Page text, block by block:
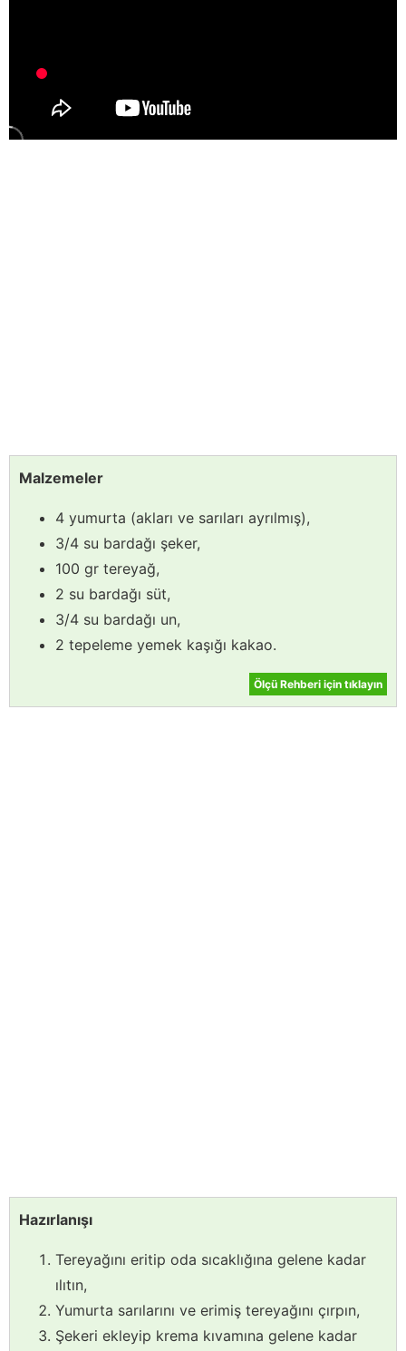
Malzemeler
4 yumurta (akları ve sarıları ayrılmış),
3/4 su bardağı şeker,
100 gr tereyağ,
2 su bardağı süt,
3/4 su bardağı un,
2 tepeleme yemek kaşığı kakao.
Ölçü Rehberi için tıklayın
Hazırlanışı
Tereyağını eritip oda sıcaklığına gelene kadar
ılıtın,
Yumurta sarılarını ve erimiş tereyağını çırpın,
Şekeri ekleyip krema kıvamına gelene kadar